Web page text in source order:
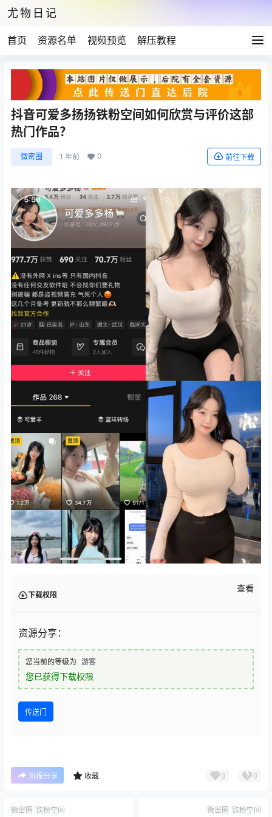
尤物日记
首页 资源名单 视频预览 解压教程
抖音可爱多扬扬铁粉空间如何欣赏与评价这部
热门作品？
微密圈 1 年前 0 前往下载
下载权限
查看
资源分享：
您当前的等级为 游客
您已获得下载权限
传送门
海报分享 收藏 0 0
微密圈 铁粉空间 微密圈 铁粉空间